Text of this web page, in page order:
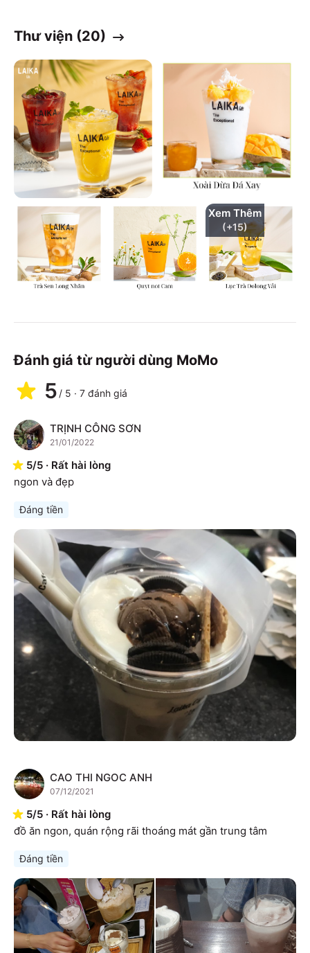
Thư viện (20)
Xem Thêm
(+15)
Đánh giá từ người dùng MoMo
5 / 5 · 7 đánh giá
T TRỊNH CÔNG SƠN
21/01/2022
5/5 · Rất hài lòng
ngon và đẹp
Đáng tiền
C CAO THI NGOC ANH
07/12/2021
5/5 · Rất hài lòng
đồ ăn ngon, quán rộng rãi thoáng mát gần trung tâm
Đáng tiền